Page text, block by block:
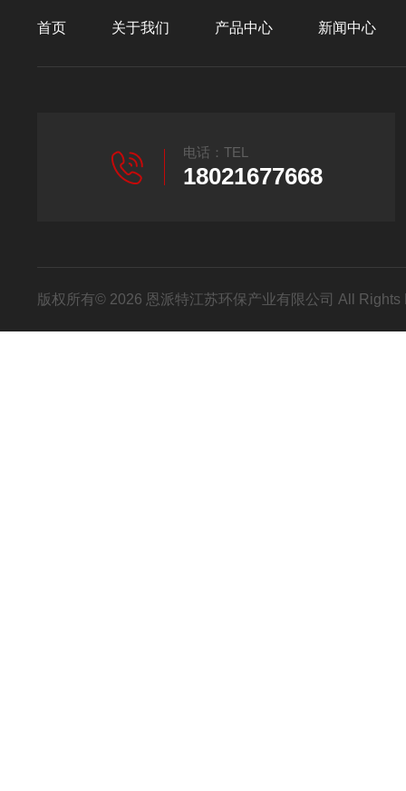
首页 关于我们 产品中心 新闻中心
电话：TEL
18021677668
版权所有© 2026 恩派特江苏环保产业有限公司 All